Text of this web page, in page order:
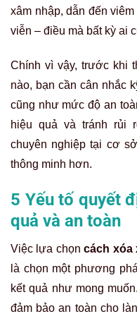
xâm nhập, dẫn đến
viễn – điều mà bất kỳ ai
Chính vì vậy, trước khi
nào, bạn cần cân nhắc
cũng như mức độ an
hiệu quả và tránh rủi
chuyên nghiệp tại cơ
thông minh hơn.
5 Yếu tố quyết
quả và an toàn
Việc lựa chọncách xóa
là chọn một phương
kết quả như mong
đảm bảo an toàn cho